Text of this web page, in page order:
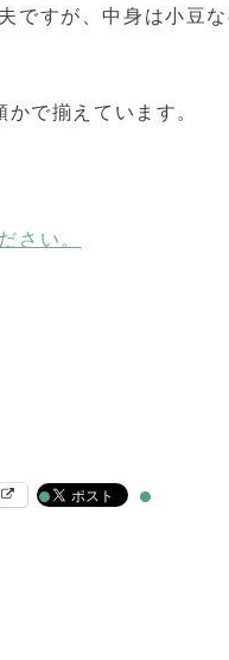
ですが、中身は小豆
で揃えています。
さい。